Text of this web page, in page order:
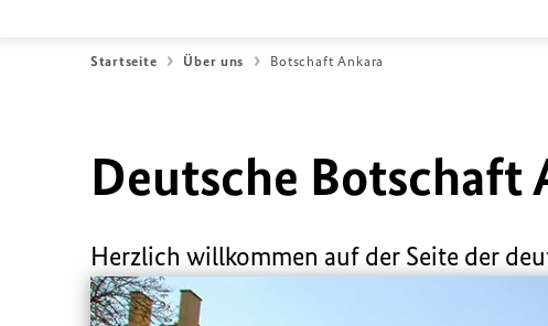
Startseite Über uns Botschaft Ankara
Deutsche Botschaft
Herzlich willkommen auf der Seite der